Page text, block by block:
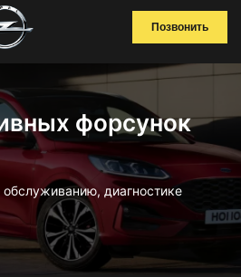
Позвонить
форсунок
диагностике